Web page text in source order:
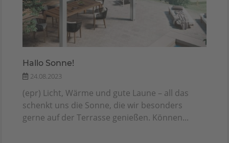
Hallo Sonne!
24.08.2023
(epr) Licht, Wärme und gute Laune – all das
schenkt uns die Sonne, die wir besonders
gerne auf der Terrasse genießen. Können...